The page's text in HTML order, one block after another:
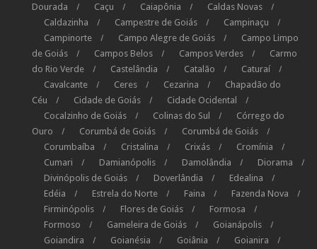
Dourada
Caçu Caiapônia
Caldas Novas
Caldazinha
Campestre de Goiás
Campinaçu
Campinorte
Campo Alegre de Goiás
Campo Limpo
de Goiás
Campos Belos Campos Verdes
Carmo
do Rio Verde
Castelândia Catalão
Caturaí
Cavalcante
Ceres Cezarina
Chapadão do
Céu
Cidade de Goiás
Cidade Ocidental
Cocalzinho de Goiás
Colinas do Sul
Córrego do
Ouro
Corumbá de Goiás
Corumbá de Goiás
Corumbaíba
Cristalina Crixás
Cromínia
Cumari
Damianópolis Damolândia
Diorama
Divinópolis de Goiás
Doverlândia
Edealina
Edéia
Estrela do Norte Faina
Fazenda Nova
Firminópolis
Flores de Goiás
Formosa
Formoso
Gameleira de Goiás
Goianápolis
Goiandira
Goianésia Goiânia
Goianira